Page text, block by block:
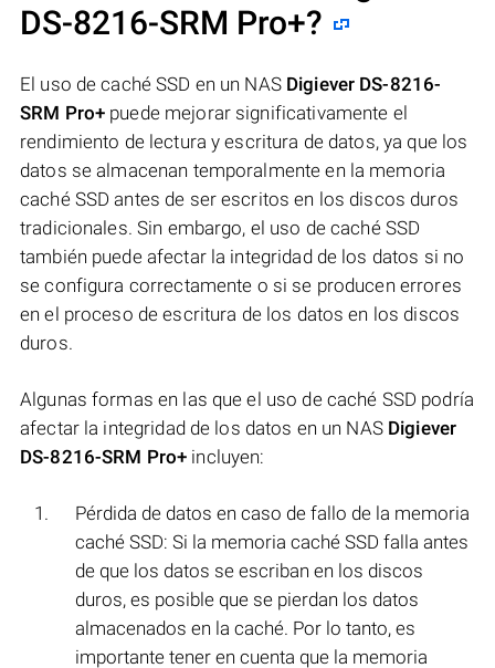
DS-8216-SRM Pro+?
El uso de caché SSD en un NAS Digiever DS-8216-
SRM Pro+ puede mejorar significativamente el
rendimiento de lectura y escritura de datos, ya que los
datos se almacenan temporalmente en la memoria
caché SSD antes de ser escritos en los discos duros
tradicionales. Sin embargo, el uso de caché SSD
también puede afectar la integridad de los datos si no
se configura correctamente o si se producen errores
en el proceso de escritura de los datos en los discos
duros.
Algunas formas en las que el uso de caché SSD podría
afectar la integridad de los datos en un NAS Digiever
DS-8216-SRM Pro+ incluyen:
Pérdida de datos en caso de fallo de la memoria
caché SSD: Si la memoria caché SSD falla antes
de que los datos se escriban en los discos
duros, es posible que se pierdan los datos
almacenados en la caché. Por lo tanto, es
importante tener en cuenta que la memoria